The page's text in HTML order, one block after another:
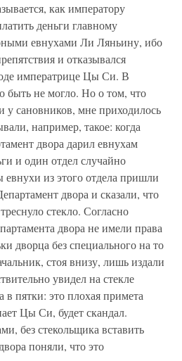
как императору
деньги главному
евнухами Ли Ляньину, ибо
и отказывался
императрице Цы Си. В
быть не могло. Но о том, что
у сановников, мне приходилось
например, такое: когда
двора дарил евнухам
и один отдел случайно
евнухи из этого отдела пришли
двора и сказали, что
стекло. Согласно
двора не имели права
дворца без специального на то
стоя внизу, лишь издали
увидел на стекле
пятки: это плохая примета
Цы Си, будет скандал.
без стекольщика вставить
поняли, что это